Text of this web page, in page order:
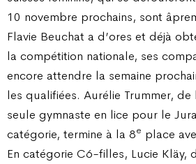
10 novembre prochains, sont
Flavie Beuchat a d’ores et déjà
la compétition nationale, ses
encore attendre la semaine
les qualifiées. Aurélie Trummer, de
seule gymnaste en lice pour le
catégorie, termine à la 8e place
En catégorie C6-filles, Lucie Kläy,